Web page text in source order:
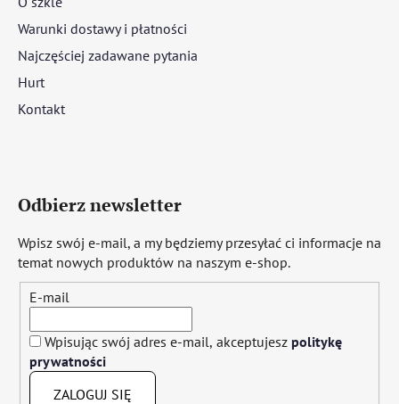
Warunki dostawy i płatności
Najczęściej zadawane pytania
Hurt
Kontakt
Odbierz newsletter
Wpisz swój e-mail, a my będziemy przesyłać ci informacje na
temat nowych produktów na naszym e-shop.
E-mail
Wpisując swój adres e-mail, akceptujesz politykę
prywatności
ZALOGUJ SIĘ